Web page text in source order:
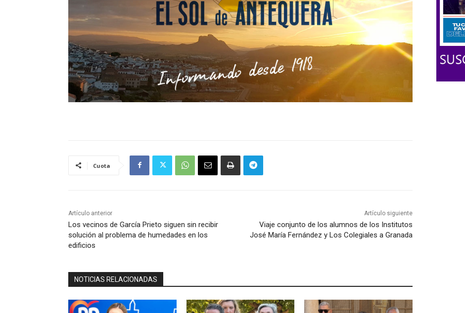
Cuota
Artículo anterior
Los vecinos de García Prieto siguen sin recibir
solución al problema de humedades en los
edificios
Artículo siguiente
Viaje conjunto de los alumnos de los Institutos
José María Fernández y Los Colegiales a Granada
NOTICIAS RELACIONADAS